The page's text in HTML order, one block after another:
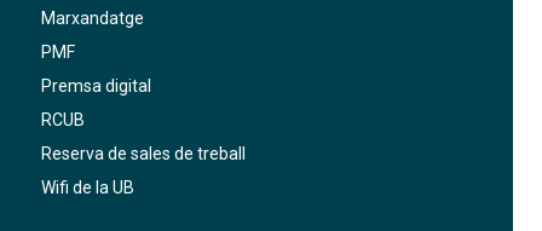
Marxandatge
PMF
Premsa digital
RCUB
Reserva de sales de treball
Wifi de la UB